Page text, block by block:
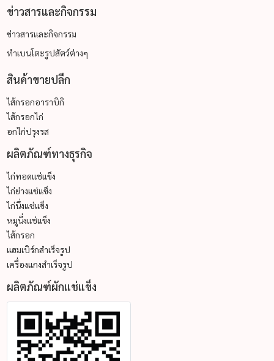
ข่าวสารและกิจกรรม
ข่าวสารและกิจกรรม
ทำเบนโตะรูปสัตว์ต่างๆ
สินค้าขายปลีก
ไส้กรอกอาราบิกิ
ไส้กรอกไก่
อกไก่ปรุงรส
ผลิตภัณฑ์ทางธุรกิจ
ไก่ทอดแช่แข็ง
ไก่ย่างแช่แข็ง
ไก่นึ่งแช่แข็ง
หมูนึ่งแช่แข็ง
ไส้กรอก
แฮมเบิร์กสำเร็จรูป
เครื่องแกงสำเร็จรูป
ผลิตภัณฑ์ผักแช่แข็ง